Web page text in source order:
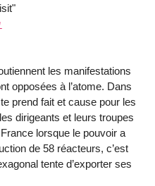
les manifestations
opposées à l’atome. Dans
prend fait et cause pour les
dirigeants et leurs troupes
lorsque le pouvoir a
de 58 réacteurs, c’est
tente d’exporter ses